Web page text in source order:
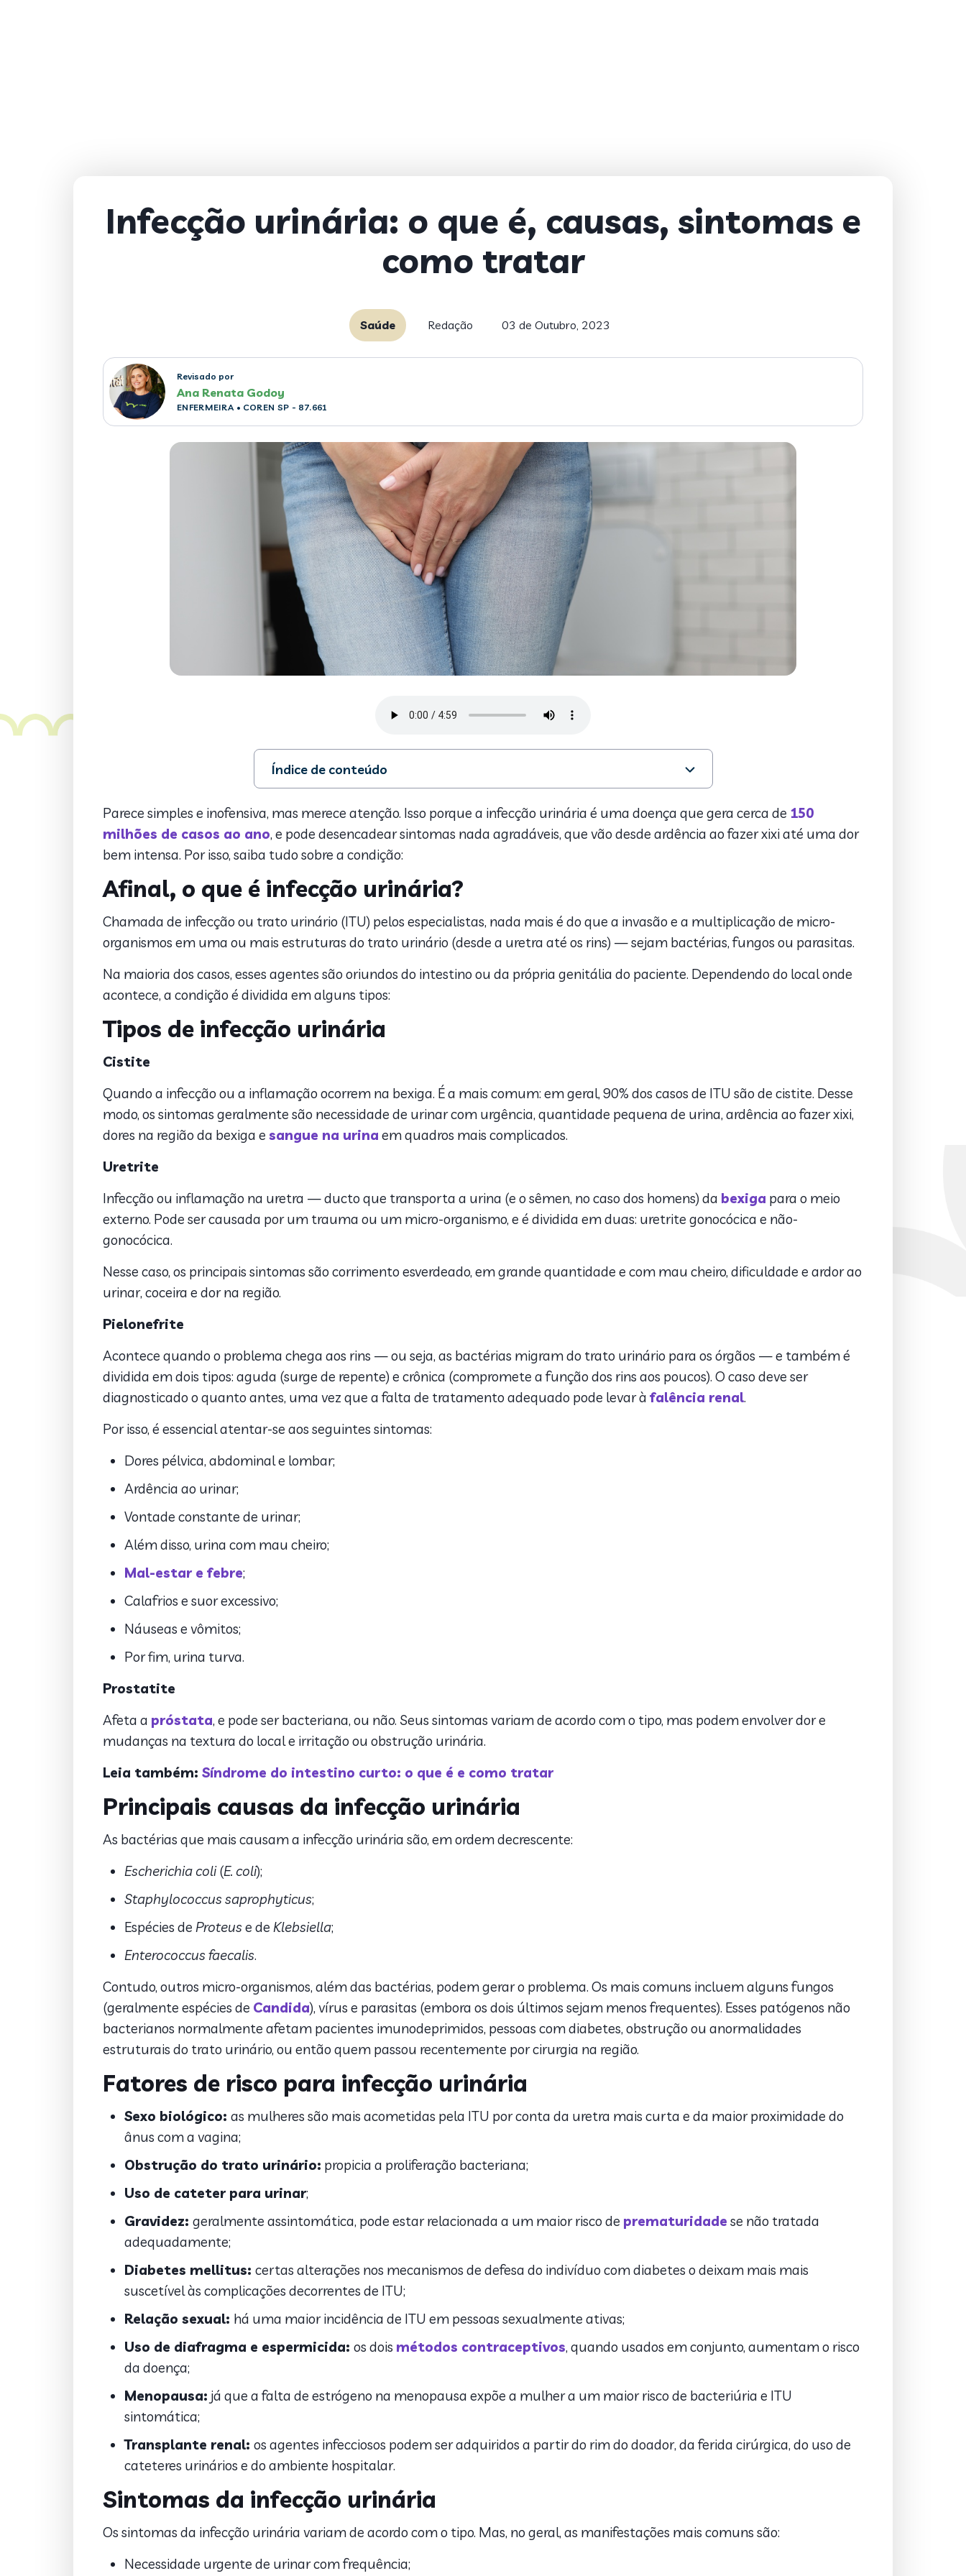
Infecção urinária: o que é, causas, sintomas e
como tratar
Saúde Redação 03 de Outubro, 2023
Revisado por
Ana Renata Godoy
ENFERMEIRA• COREN SP - 87.661
Índice de conteúdo
1. Afinal, o que é infecção urinária?
2. Tipos de infecção urinária
3. Principais causas da infecção urinária
4. Fatores de risco para infecção urinária
5. Sintomas da infecção urinária
6. Diagnóstico da infecção de urina
7. Tratamento para infecção urinária
8. Infecção urinária na gravidez
9. Infecção urinária de repetição
10. Hábitos para prevenir a infecção urinária
12. Melhores chás e sucos para infecção urinária
Parece simples e inofensiva, mas merece atenção. Isso porque a infecção urinária é uma doença que gera cerca de 150
milhões de casos ao ano, e pode desencadear sintomas nada agradáveis, que vão desde ardência ao fazer xixi até uma dor
bem intensa. Por isso, saiba tudo sobre a condição:
Afinal, o que é infecção urinária?
Chamada de infecção ou trato urinário (ITU) pelos especialistas, nada mais é do que a invasão e a multiplicação de micro-
organismos em uma ou mais estruturas do trato urinário (desde a uretra até os rins) — sejam bactérias, fungos ou parasitas.
Na maioria dos casos, esses agentes são oriundos do intestino ou da própria genitália do paciente. Dependendo do local onde
acontece, a condição é dividida em alguns tipos:
Tipos de infecção urinária
Cistite
Quando a infecção ou a inflamação ocorrem na bexiga. É a mais comum: em geral, 90% dos casos de ITU são de cistite. Desse
modo, os sintomas geralmente são necessidade de urinar com urgência, quantidade pequena de urina, ardência ao fazer xixi,
dores na região da bexiga e sangue na urina em quadros mais complicados.
Uretrite
Infecção ou inflamação na uretra — ducto que transporta a urina (e o sêmen, no caso dos homens) da bexiga para o meio
externo. Pode ser causada por um trauma ou um micro-organismo, e é dividida em duas: uretrite gonocócica e não-
gonocócica.
Nesse caso, os principais sintomas são corrimento esverdeado, em grande quantidade e com mau cheiro, dificuldade e ardor ao
urinar, coceira e dor na região.
Pielonefrite
Acontece quando o problema chega aos rins — ou seja, as bactérias migram do trato urinário para os órgãos — e também é
dividida em dois tipos: aguda (surge de repente) e crônica (compromete a função dos rins aos poucos). O caso deve ser
diagnosticado o quanto antes, uma vez que a falta de tratamento adequado pode levar à falência renal.
Por isso, é essencial atentar-se aos seguintes sintomas:
Dores pélvica, abdominal e lombar;
Ardência ao urinar;
Vontade constante de urinar;
Além disso, urina com mau cheiro;
Mal-estar e febre;
Calafrios e suor excessivo;
Náuseas e vômitos;
Por fim, urina turva.
Prostatite
Afeta a próstata, e pode ser bacteriana, ou não. Seus sintomas variam de acordo com o tipo, mas podem envolver dor e
mudanças na textura do local e irritação ou obstrução urinária.
Leia também: Síndrome do intestino curto: o que é e como tratar
Principais causas da infecção urinária
As bactérias que mais causam a infecção urinária são, em ordem decrescente:
Escherichia coli(E. coli);
Staphylococcus saprophyticus;
Espécies de Proteus e de Klebsiella;
Enterococcus faecalis.
Contudo, outros micro-organismos, além das bactérias, podem gerar o problema. Os mais comuns incluem alguns fungos
(geralmente espécies de Candida), vírus e parasitas (embora os dois últimos sejam menos frequentes). Esses patógenos não
bacterianos normalmente afetam pacientes imunodeprimidos, pessoas com diabetes, obstrução ou anormalidades
estruturais do trato urinário, ou então quem passou recentemente por cirurgia na região.
Fatores de risco para infecção urinária
Sexo biológico: as mulheres são mais acometidas pela ITU por conta da uretra mais curta e da maior proximidade do
ânus com a vagina;
Obstrução do trato urinário: propicia a proliferação bacteriana;
Uso de cateter para urinar;
Gravidez: geralmente assintomática, pode estar relacionada a um maior risco de prematuridade se não tratada
adequadamente;
Diabetes mellitus: certas alterações nos mecanismos de defesa do indivíduo com diabetes o deixam mais mais
suscetível às complicações decorrentes de ITU;
Relação sexual: há uma maior incidência de ITU em pessoas sexualmente ativas;
Uso de diafragma e espermicida: os dois métodos contraceptivos, quando usados em conjunto, aumentam o risco
da doença;
Menopausa: já que a falta de estrógeno na menopausa expõe a mulher a um maior risco de bacteriúria e ITU
sintomática;
Transplante renal: os agentes infecciosos podem ser adquiridos a partir do rim do doador, da ferida cirúrgica, do uso de
cateteres urinários e do ambiente hospitalar.
Sintomas da infecção urinária
Os sintomas da infecção urinária variam de acordo com o tipo. Mas, no geral, as manifestações mais comuns são:
Necessidade urgente de urinar com frequência;